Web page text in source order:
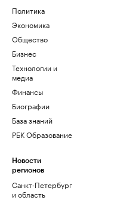
Политика
Экономика
Общество
Бизнес
Технологии и
медиа
Финансы
Биографии
База знаний
РБК Образование
Новости
регионов
Санкт-Петербург
и область